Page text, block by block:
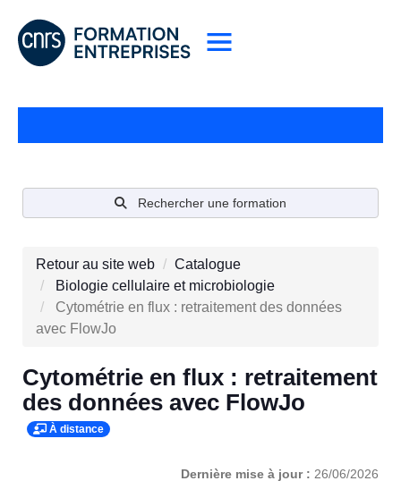
Rechercher une formation
Retour au site web
Catalogue
Biologie cellulaire et microbiologie
Cytométrie en flux : retraitement des données
avec FlowJo
Cytométrie en flux : retraitement
des données avec FlowJo
À distance
Dernière mise à jour : 26/06/2026